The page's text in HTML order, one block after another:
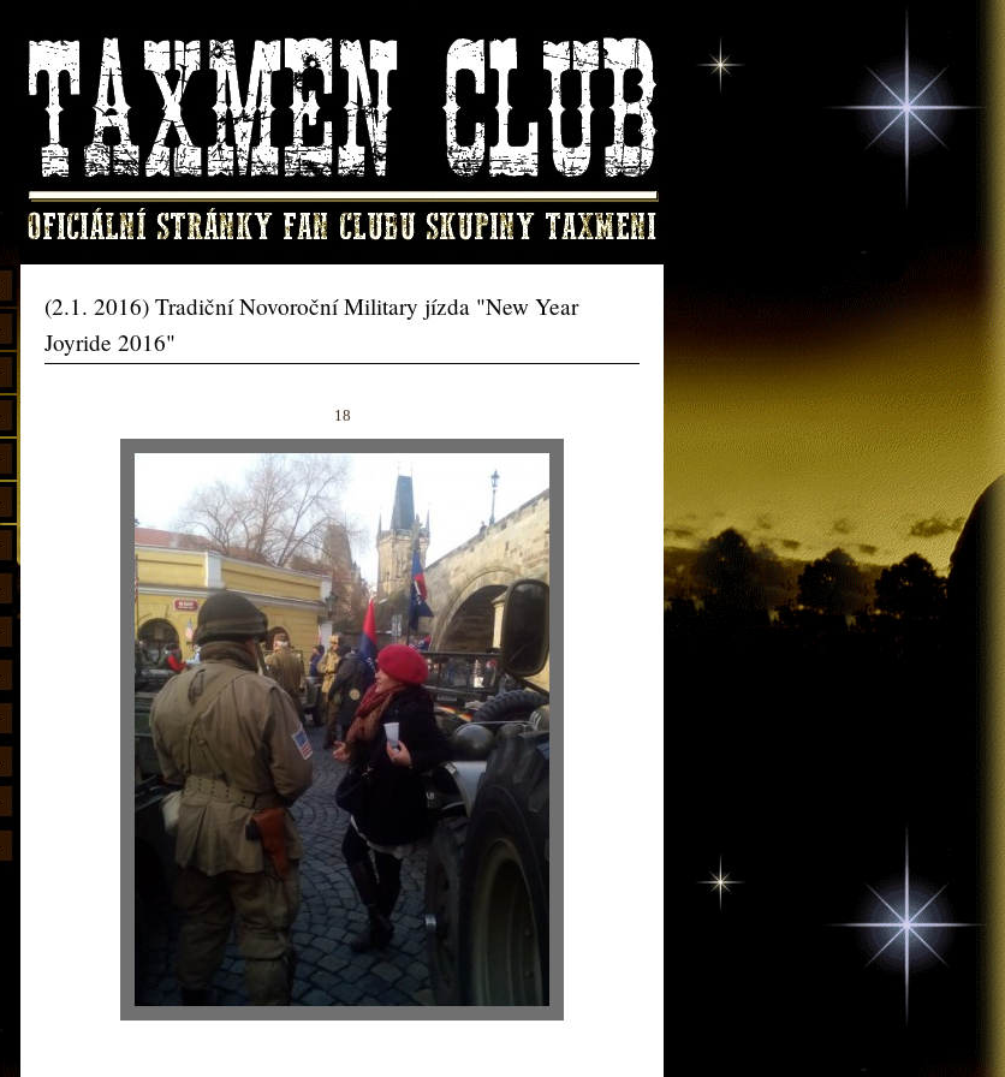
(2.1. 2016) Tradiční Novoroční Military jízda "New Year
Joyride 2016"
18